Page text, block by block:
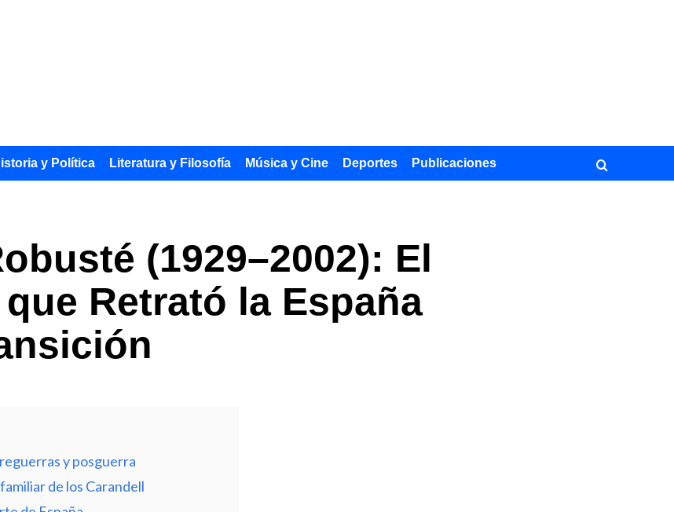
y Política Literatura y Filosofía Música y Cine Deportes Publicaciones
(1929–2002): El
Retrató la España
y posguerra
de los Carandell